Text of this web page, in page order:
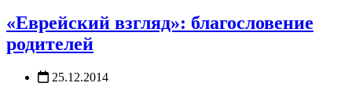
«Еврейский взгляд»: благословение
родителей
25.12.2014